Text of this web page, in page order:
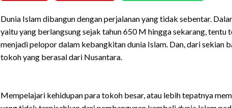
Dunia Islam dibangun dengan perjalanan yang tidak sebentar.
yaitu yang berlangsung sejak tahun 650 M hingga sekarang, tentu
menjadi pelopor dalam kebangkitan dunia Islam. Dan, dari sekian
tokoh yang berasal dari Nusantara.
Mempelajari kehidupan para tokoh besar, atau lebih tepatnya